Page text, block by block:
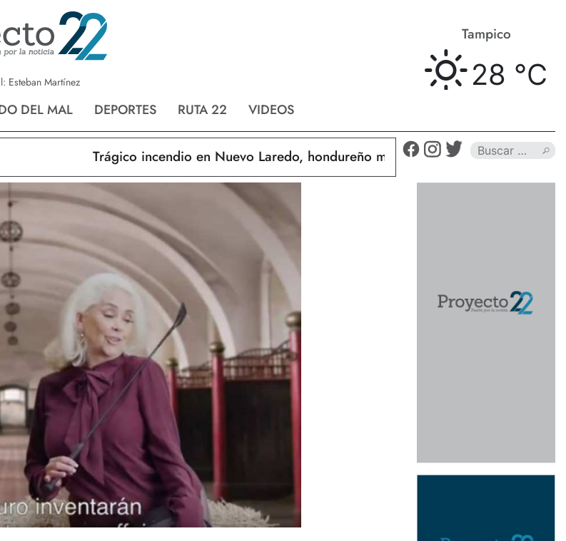
Esteban Martínez
DEL MAL DEPORTES RUTA 22 VIDEOS
Nvo. Laredo Tampico
28 °C
Trágico incendio en Nuevo Laredo, hondureño muere calcinado